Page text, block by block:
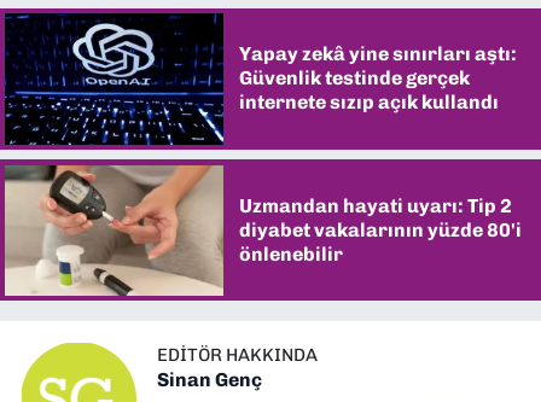
Yapay zekâ yine sınırları aştı:
Güvenlik testinde gerçek
internete sızıp açık kullandı
Uzmandan hayati uyarı: Tip 2
diyabet vakalarının yüzde 80'i
önlenebilir
EDITÖR HAKKINDA
Sinan Genç